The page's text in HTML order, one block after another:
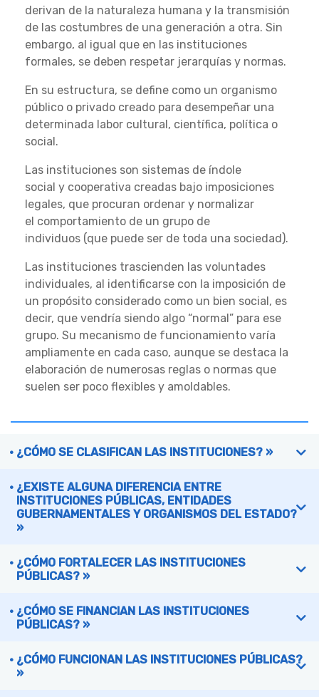
derivan de la naturaleza humana y la transmisión
de las costumbres de una generación a otra. Sin
embargo, al igual que en las instituciones
formales, se deben respetar jerarquías y normas.
En su estructura, se define como un organismo
público o privado creado para desempeñar una
determinada labor cultural, científica, política o
social.
Las instituciones son sistemas de índole
social y cooperativa creadas bajo imposiciones
legales, que procuran ordenar y normalizar
el comportamiento de un grupo de
individuos (que puede ser de toda una sociedad).
Las instituciones trascienden las voluntades
individuales, al identificarse con la imposición de
un propósito considerado como un bien social, es
decir, que vendría siendo algo “normal” para ese
grupo. Su mecanismo de funcionamiento varía
ampliamente en cada caso, aunque se destaca la
elaboración de numerosas reglas o normas que
suelen ser poco flexibles y amoldables.
¿CÓMO SE CLASIFICAN LAS INSTITUCIONES? »
¿EXISTE ALGUNA DIFERENCIA ENTRE
INSTITUCIONES PÚBLICAS, ENTIDADES
GUBERNAMENTALES Y ORGANISMOS DEL ESTADO?
»
¿CÓMO FORTALECER LAS INSTITUCIONES
PÚBLICAS? »
¿CÓMO SE FINANCIAN LAS INSTITUCIONES
PÚBLICAS? »
¿CÓMO FUNCIONAN LAS INSTITUCIONES PÚBLICAS?
»